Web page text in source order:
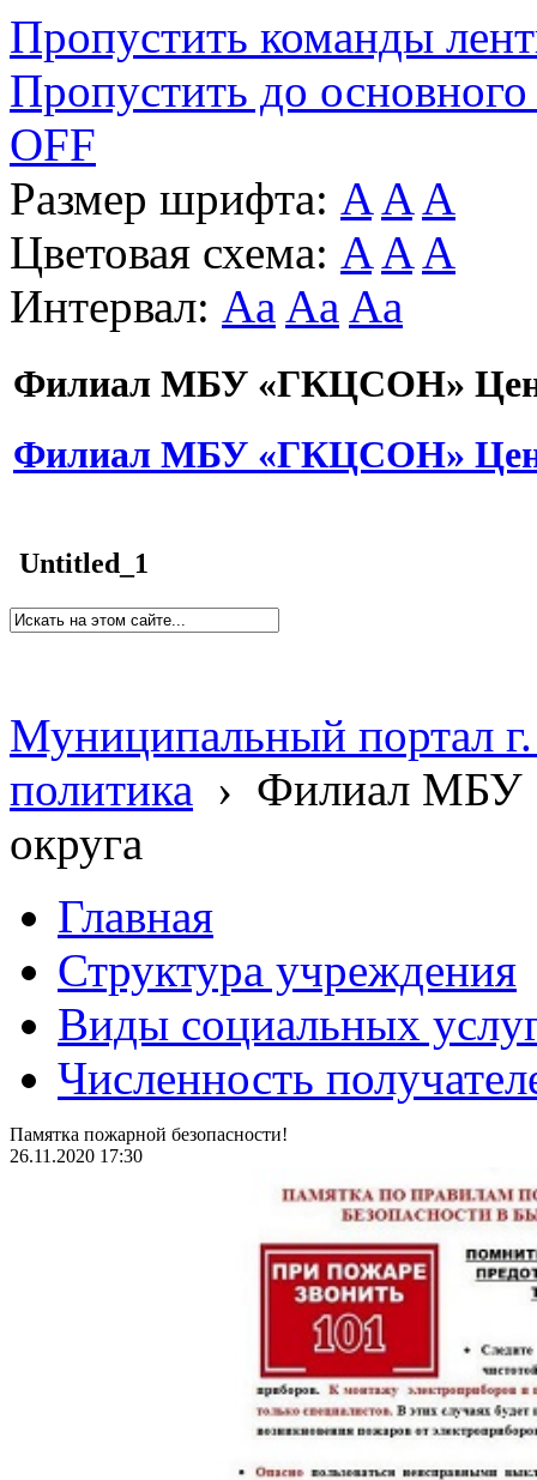
Пропустить команды
Пропустить до основного
OFF
Размер шрифта: A A A
Цветовая схема: A A A
Интервал: Aa Aa Aa
Филиал МБУ «ГКЦСОН»
Филиал МБУ «ГКЦСОН»
Untitled_1
Муниципальный портал
политика › Филиал МБУ
округа
Главная
Структура учреждения
Виды социальных
Численность
Памятка пожарной безопасности!
26.11.2020 17:30